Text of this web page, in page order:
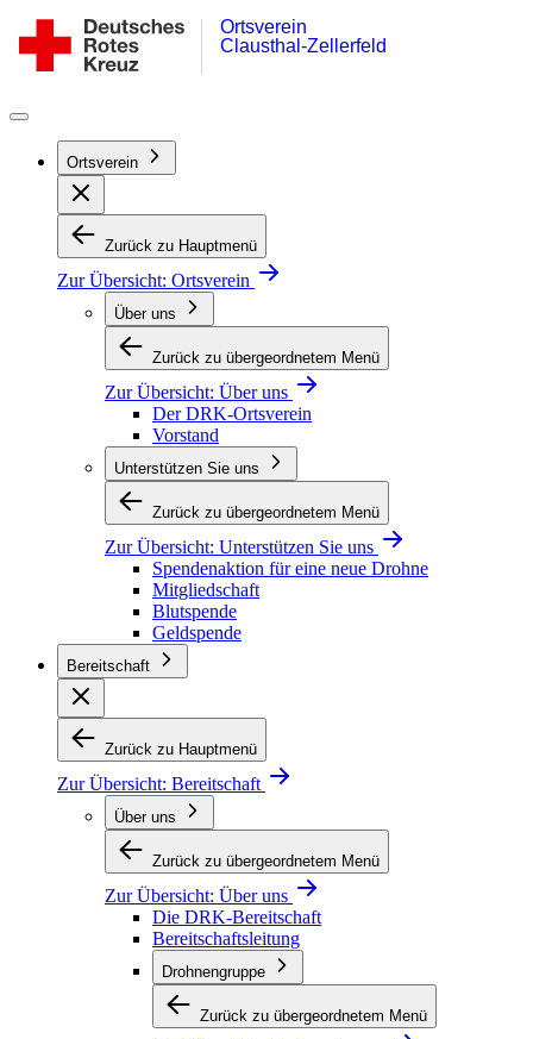
Inhalt
springen
Ortsverein
Clausthal-
Clausthal-Zellerfeld
Ortsverein
Ortsverein
Zurück zu Hauptmenü
Zur Übersicht: Ortsverein
Über uns
Zurück zu übergeordnetem Menü
Zur Übersicht: Über uns
Der DRK-Ortsverein
Vorstand
Unterstützen Sie uns
Zurück zu übergeordnetem Menü
Zur Übersicht: Unterstützen Sie uns
Spendenaktion für eine neue Drohne
Mitgliedschaft
Blutspende
Geldspende
Bereitschaft
Zurück zu Hauptmenü
Zur Übersicht: Bereitschaft
Über uns
Zurück zu übergeordnetem Menü
Zur Übersicht: Über uns
Die DRK-Bereitschaft
Bereitschaftsleitung
Drohnengruppe
Zurück zu übergeordnetem Menü